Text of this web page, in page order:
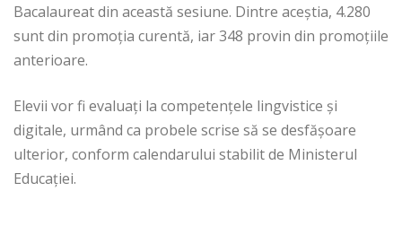
Bacalaureat din această sesiune. Dintre aceștia, 4.280
sunt din promoția curentă, iar 348 provin din promoțiile
anterioare.
Elevii vor fi evaluați la competențele lingvistice și
digitale, urmând ca probele scrise să se desfășoare
ulterior, conform calendarului stabilit de Ministerul
Educației.